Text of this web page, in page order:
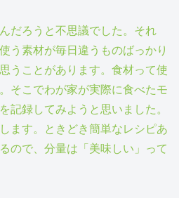
だろうと不思議でした。それ
う素材が毎日違うものばっかり
うことがあります。食材って使
そこでわが家が実際に食べたモ
記録してみようと思いました。
ます。ときどき簡単なレシピあ
ので、分量は「美味しい」って